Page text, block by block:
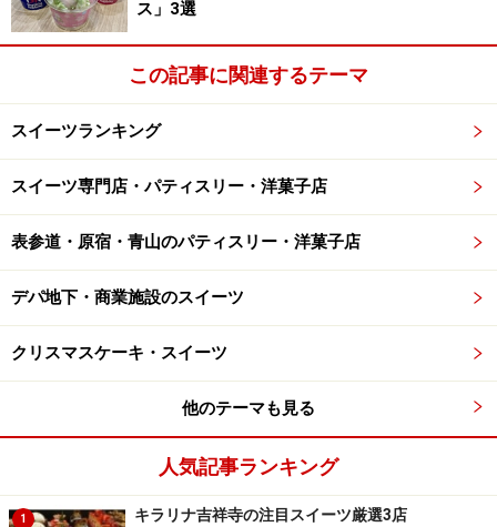
ス」3選
この記事に関連するテーマ
スイーツランキング
スイーツ専門店・パティスリー・洋菓子店
表参道・原宿・青山のパティスリー・洋菓子店
デパ地下・商業施設のスイーツ
クリスマスケーキ・スイーツ
他のテーマも見る
人気記事ランキング
1 キラリナ吉祥寺の注目スイーツ厳選3店